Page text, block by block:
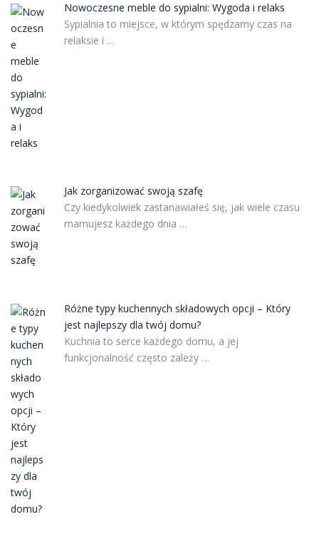
Nowoczesne meble do sypialni: Wygoda i relaks
Sypialnia to miejsce, w którym spędzamy czas na
relaksie i …
Jak zorganizować swoją szafę
Czy kiedykolwiek zastanawiałeś się, jak wiele czasu
marnujesz każdego dnia …
Różne typy kuchennych składowych opcji – Który
jest najlepszy dla twój domu?
Kuchnia to serce każdego domu, a jej
funkcjonalność często zależy …